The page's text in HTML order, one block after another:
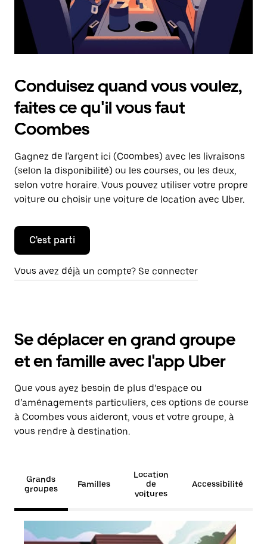
calendrier.
Conduisez quand vous voulez,
faites ce qu'il vous faut
Coombes
Gagnez de l'argent ici (Coombes) avec les livraisons
(selon la disponibilité) ou les courses, ou les deux,
selon votre horaire. Vous pouvez utiliser votre propre
voiture ou choisir une voiture de location avec Uber.
C'est parti
Vous avez déjà un compte? Se connecter
Se déplacer en grand groupe
et en famille avec l'app Uber
Que vous ayez besoin de plus d’espace ou
d’aménagements particuliers, ces options de course
à Coombes vous aideront, vous et votre groupe, à
vous rendre à destination.
Grands
groupes
Familles
Location
de
voitures
Accessibilité